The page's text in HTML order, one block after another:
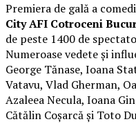
Premiera de gală a
City AFI Cotroceni
de peste 1400 de
Numeroase vedete și
George Tănase, Ioana
Vatavu, Vlad Gherman,
Azaleea Necula, Ioana
Cătălin Coșarcă și Toto